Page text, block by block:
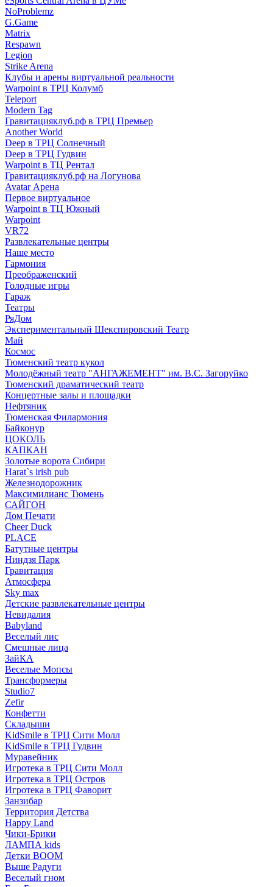
NoProblemz
G.Game
Matrix
Respawn
Legion
Strike Arena
Клубы и арены виртуальной реальности
Warpoint в ТРЦ Колумб
Teleport
Modern Tag
Гравитацияклуб.рф в ТРЦ Премьер
Another World
Deep в ТРЦ Солнечный
Deep в ТРЦ Гудвин
Warpoint в ТЦ Рентал
Гравитацияклуб.рф на Логунова
Avatar Арена
Первое виртуальное
Warpoint в ТЦ Южный
Warpoint
VR72
Развлекательные центры
Наше место
Гармония
Преображенский
Голодные игры
Гараж
Театры
РяДом
Экспериментальный Шекспировский Театр
Май
Космос
Тюменский театр кукол
Молодёжный театр "АНГАЖЕМЕНТ" им. В.С. Загоруйко
Тюменский драматический театр
Концертные залы и площадки
Нефтяник
Тюменская Филармония
Байконур
ЦОКОЛЬ
КАПКАН
Золотые ворота Сибири
Harat`s irish pub
Железнодорожник
Максимилианс Тюмень
САЙГОН
Дом Печати
Cheer Duck
PLACE
Батутные центры
Ниндзя Парк
Гравитация
Атмосфера
Sky max
Детские развлекательные центры
Невидалия
Babyland
Веселый лис
Смешные лица
ЗайКА
Веселые Мопсы
Трансформеры
Studio7
Zefir
Конфетти
Складыши
KidSmile в ТРЦ Сити Молл
KidSmile в ТРЦ Гудвин
Муравейник
Игротека в ТРЦ Сити Молл
Игротека в ТРЦ Остров
Игротека в ТРЦ Фаворит
Занзибар
Территория Детства
Happy Land
Чики-Брики
ЛАМПА kids
Детки BOOM
Выше Радуги
Веселый гном